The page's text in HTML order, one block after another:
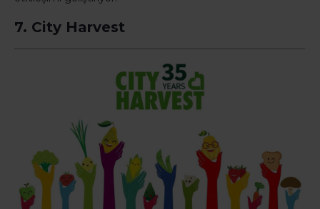
7. City Harvest